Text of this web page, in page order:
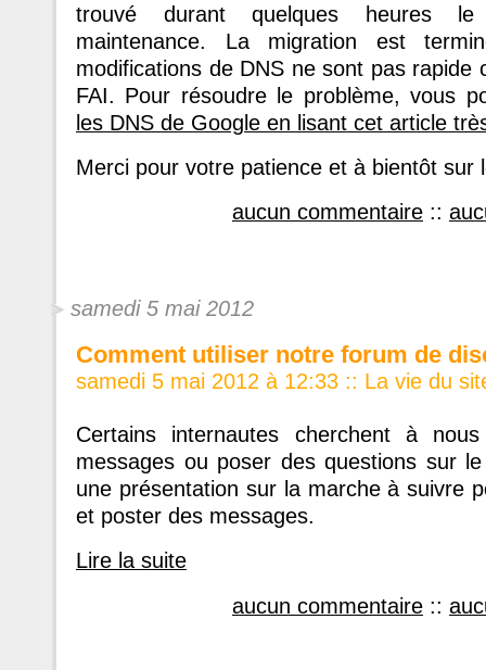
trouvé durant quelques heures
maintenance. La migration est
modifications de DNS ne sont pas rapide
FAI. Pour résoudre le problème, vous
les DNS de Google en lisant cet article
Merci pour votre patience et à bientôt sur
aucun commentaire ::
samedi 5 mai 2012
Comment utiliser notre forum de
samedi 5 mai 2012 à 12:33 :: La vie du
Certains internautes cherchent à
messages ou poser des questions sur
une présentation sur la marche à suivre
et poster des messages.
Lire la suite
aucun commentaire ::